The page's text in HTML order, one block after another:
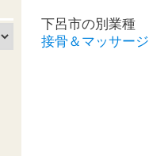
下呂市の別業種
接骨＆マッサージ